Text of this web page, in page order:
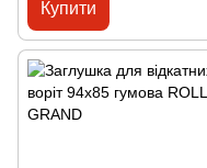
Купити